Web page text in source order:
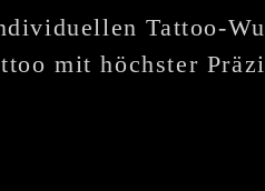
Tattoo-
mit höchster